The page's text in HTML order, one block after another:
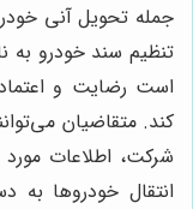
جمله تحویل آنی
تنظیم سند خودرو به
است رضایت و
کند. متقاضیان
شرکت، اطلاعات
انتقال خودروها به